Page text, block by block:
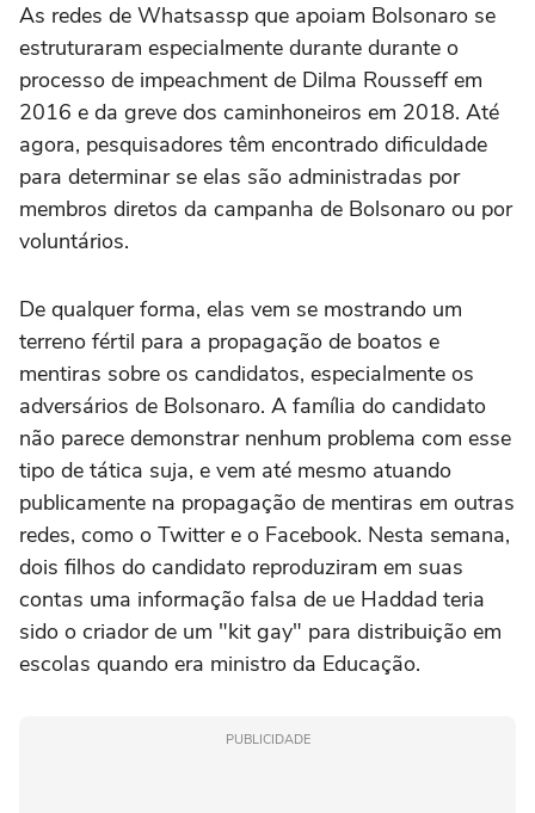
As redes de Whatsassp que apoiam Bolsonaro se
estruturaram especialmente durante durante o
processo de impeachment de Dilma Rousseff em
2016 e da greve dos caminhoneiros em 2018. Até
agora, pesquisadores têm encontrado dificuldade
para determinar se elas são administradas por
membros diretos da campanha de Bolsonaro ou por
voluntários.
De qualquer forma, elas vem se mostrando um
terreno fértil para a propagação de boatos e
mentiras sobre os candidatos, especialmente os
adversários de Bolsonaro. A família do candidato
não parece demonstrar nenhum problema com esse
tipo de tática suja, e vem até mesmo atuando
publicamente na propagação de mentiras em outras
redes, como o Twitter e o Facebook. Nesta semana,
dois filhos do candidato reproduziram em suas
contas uma informação falsa de ue Haddad teria
sido o criador de um "kit gay" para distribuição em
escolas quando era ministro da Educação.
PUBLICIDADE